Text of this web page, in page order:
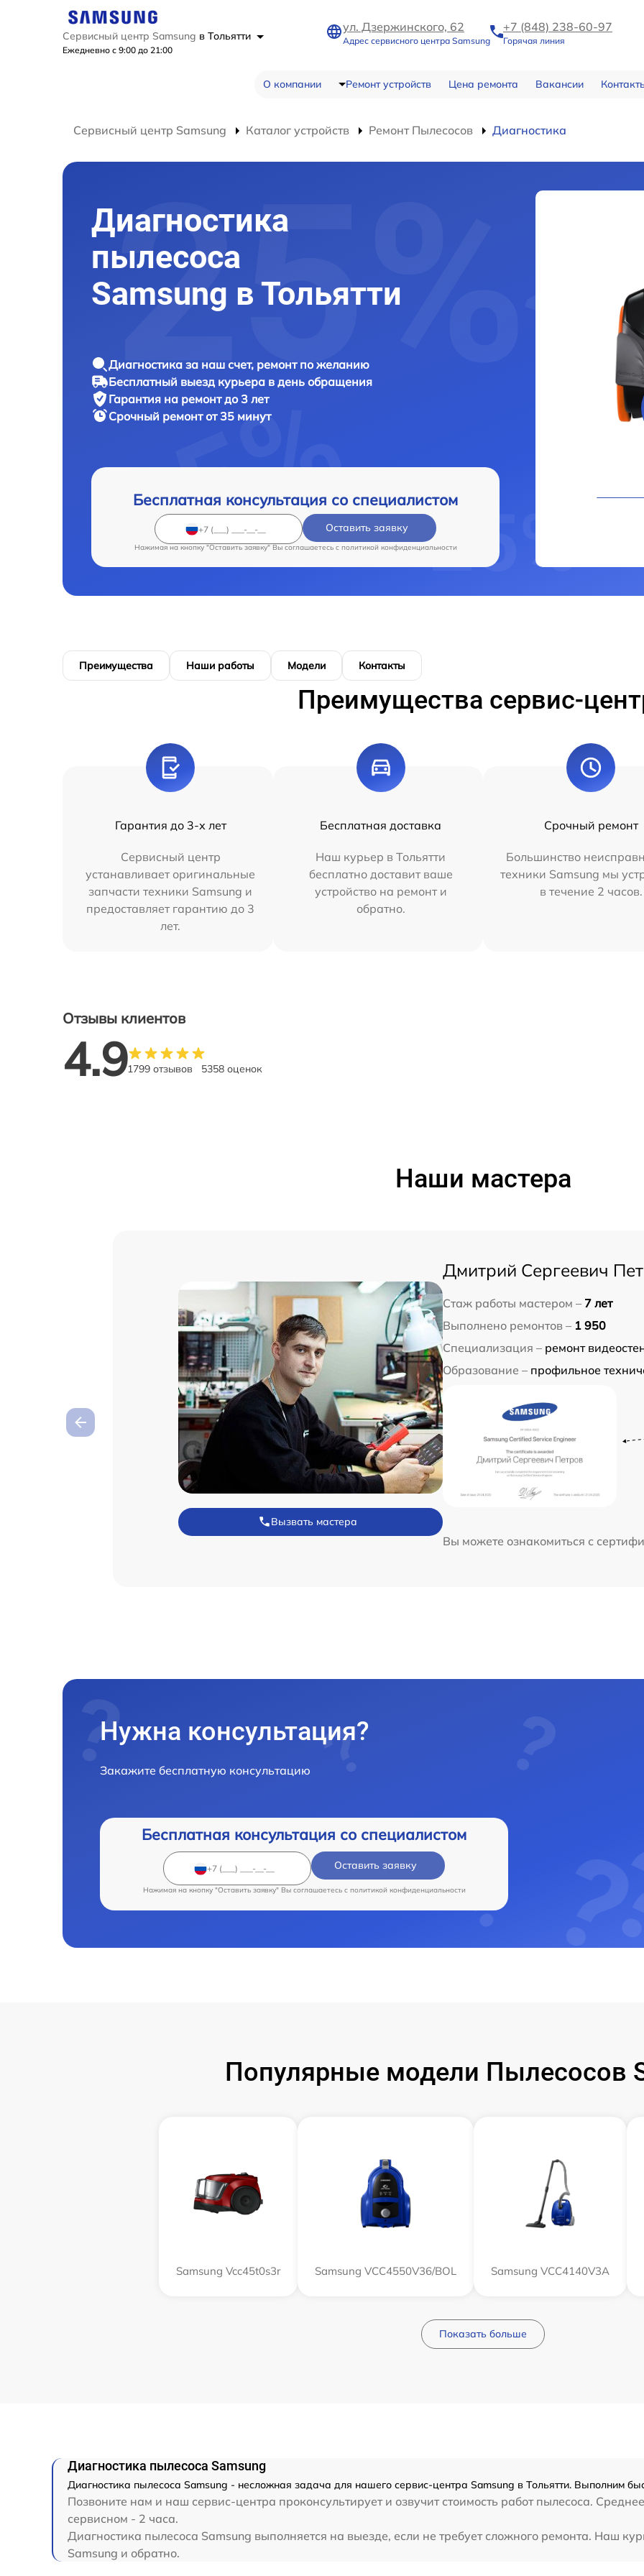
Сервисный центр Samsung в Тольятти
Ежедневно с 9:00 до 21:00
ул. Дзержинского, 62
Адрес сервисного центра Samsung
+7 (848) 238-60-97
Горячая линия
О компании Ремонт устройств Цена ремонта Вакансии
Сервисный центр Samsung Каталог устройств Ремонт Пылесосов Диагностика
Диагностика
пылесоса
Samsung в Тольятти
Диагностика за наш счет, ремонт по желанию
Бесплатный выезд курьера в день обращения
Гарантия на ремонт до 3 лет
Срочный ремонт от 35 минут
Бесплатная консультация со специалистом
Оставить заявку
Нажимая на кнопку "Оставить заявку" Вы соглашаетесь c политикой конфиденциальности
Преимущества Наши работы Модели Контакты
Преимущества сервис-
Гарантия до 3-х лет
Сервисный центр
устанавливает оригинальные
запчасти техники Samsung и
предоставляет гарантию до 3
лет.
Бесплатная доставка
Наш курьер в Тольятти
бесплатно доставит ваше
устройство на ремонт и
обратно.
Срочный ремонт
Большинство
техники Samsung мы
в течение 2 часов.
Отзывы клиентов
4.91799 отзывов 5358 оценок
Наши мастера
Вызвать мастера
Дмитрий Сергеевич
Стаж работы мастером – 7 лет
Выполнено ремонтов – 1 950
Специализация – ремонт
Образование – профильное
Вы можете ознакомиться с
Нужна консультация?
Закажите бесплатную консультацию
Бесплатная консультация со специалистом
Оставить заявку
Нажимая на кнопку "Оставить заявку" Вы соглашаетесь c политикой конфиденциальности
Популярные модели Пылесосов
Samsung Vcc45t0s3r Samsung VCC4550V36/BOL Samsung VCC4140V3A
Показать больше
Диагностика пылесоса Samsung
Диагностика пылесоса Samsung - несложная задача для нашего сервис-центра Samsung в Тольятти. Выполним
Позвоните нам и наш сервис-центра проконсультирует и озвучит стоимость работ пылесоса.
сервисном - 2 часа.
Диагностика пылесоса Samsung выполняется на выезде, если не требует сложного ремонта. Наш
Samsung и обратно.